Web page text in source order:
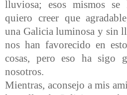
lluviosa; esos mismos se
quiero creer que
una Galicia luminosa y sin
nos han favorecido en
cosas, pero eso ha sigo
nosotros.
Mientras, aconsejo a mis